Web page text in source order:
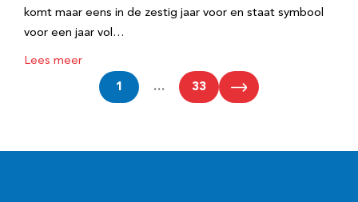
komt maar eens in de zestig jaar voor en staat symbool
voor een jaar vol…
Lees meer
1 … 33